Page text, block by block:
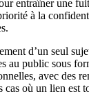
entraîner une
à la
d’un seul
au public sous
avec des
cas où un lien est